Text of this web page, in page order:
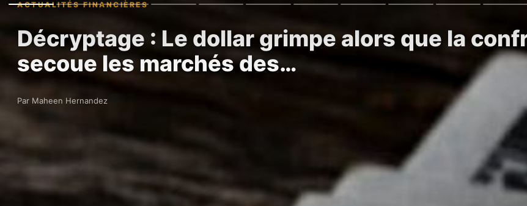
ACTUALITÉS FINANCIÈRES
Décryptage : Le dollar grimpe alors que la
secoue les marchés des…
Par Maheen Hernandez